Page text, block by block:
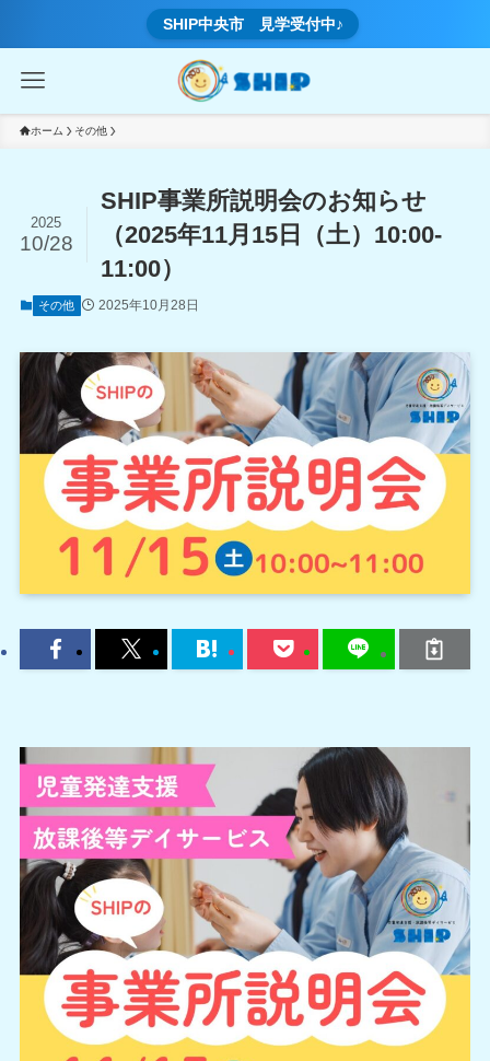
SHIP中央市 見学受付中♪
ホーム その他
SHIP事業所説明会のお知らせ
（2025年11月15日（土）10:00-
11:00）
2025
10/28
その他 2025年10月28日